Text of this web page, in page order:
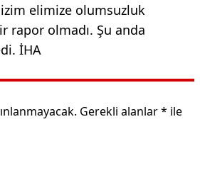
elimize olumsuzluk
rapor olmadı. Şu anda
İHA
Gerekli alanlar* ile